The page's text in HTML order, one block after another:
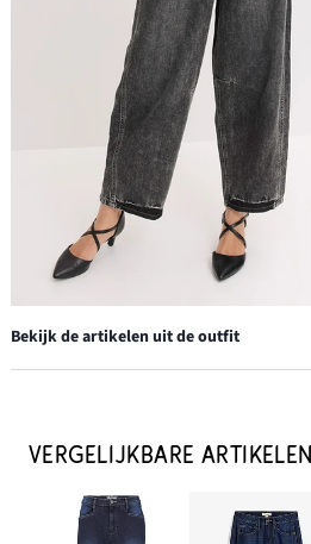
Bekijk de artikelen uit de outfit
€ 31,99-11%
VERGELIJKBARE ARTIKELEN